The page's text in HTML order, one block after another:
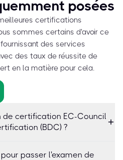
posées
certifications
sommes certains d'avoir ce
des services
des taux de réussite de
en la matière pour cela.
certification EC-Council
(BDC) ?
passer l'examen de